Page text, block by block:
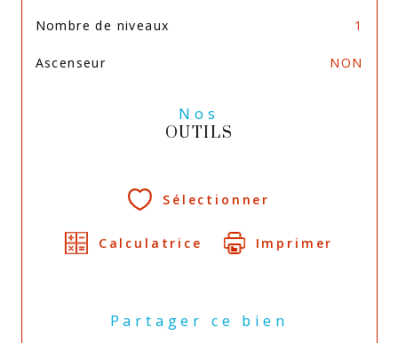
Nombre de niveaux 1
Ascenseur NON
Nos
OUTILS
Sélectionner
Calculatrice Imprimer
Partager ce bien